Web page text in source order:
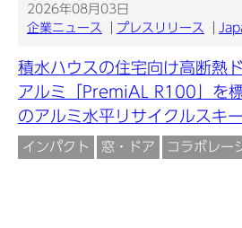
2026年08月03日
企業ニュース
プレスリリース
積水ハウスの住宅向け高断熱
アルミ「PremiAL R100」を
のアルミ水平リサイクルスキ
インパクト 窓・ドア コラボレー